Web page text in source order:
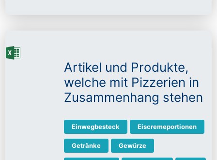
Artikel und Produkte,
welche mit Pizzerien in
Zusammenhang stehen
Einwegbesteck Eiscremeportionen
Getränke Gewürze